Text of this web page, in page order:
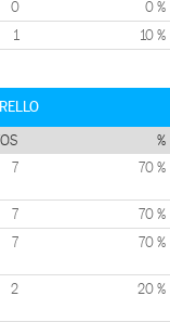
0 0 %
1 10 %
%
7 70 %
7 70 %
7 70 %
2 20 %